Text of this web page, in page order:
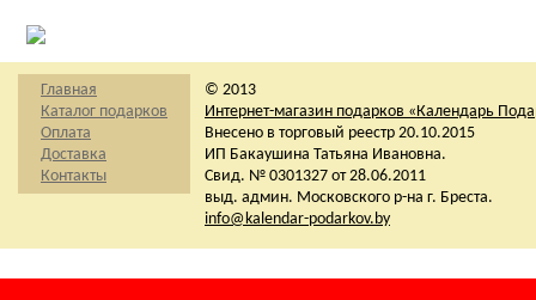
Главная
Каталог подарков
Оплата
Доставка
Контакты
© 2013
Интернет-магазин подарков «Календарь
Внесено в торговый реестр 20.10.2015
ИП Бакаушина Татьяна Ивановна.
Свид. № 0301327 от 28.06.2011
выд. админ. Московского р-на г. Бреста.
info@kalendar-podarkov.by